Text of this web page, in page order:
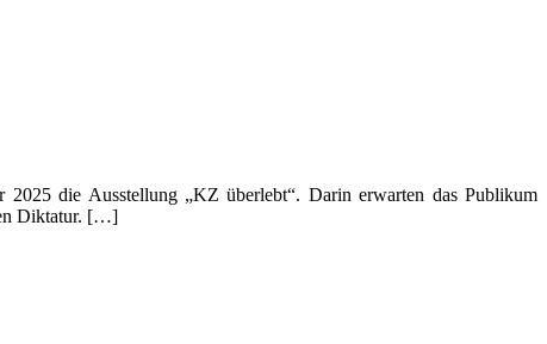
die Ausstellung „KZ überlebt“. Darin erwarten das Publikum
Diktatur. […]